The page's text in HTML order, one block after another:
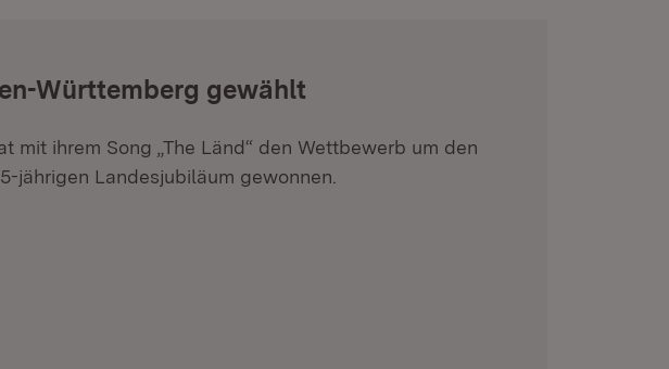
Württemberg gewählt
mit ihrem Song „The Länd“ den Wettbewerb um den
jährigen Landesjubiläum gewonnen.